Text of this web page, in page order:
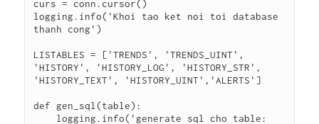
curs = conn.cursor()
logging.info('Khoi tao ket noi toi database
thanh cong')
LISTABLES = ['TRENDS', 'TRENDS_UINT',
'HISTORY', 'HISTORY_LOG', 'HISTORY_STR',
'HISTORY_TEXT', 'HISTORY_UINT','ALERTS']
def gen_sql(table):